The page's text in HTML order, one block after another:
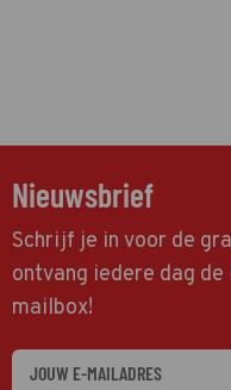
Nieuwsbrief
Schrijf je in voor de
ontvang iedere dag
mailbox!